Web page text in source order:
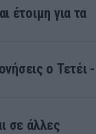
έτοιμη για τα
ο Τετέι -
σε άλλες